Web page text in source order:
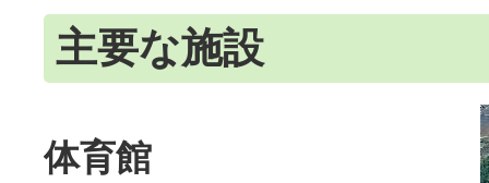
主要な施設
体育館